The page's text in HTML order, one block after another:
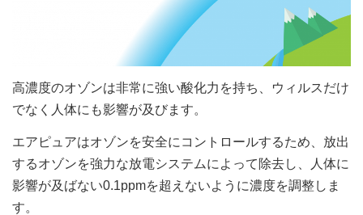
高濃度のオゾンは非常に強い酸化力を持ち、ウィルスだけ
でなく人体にも影響が及びます。
エアピュアはオゾンを安全にコントロールするため、放出
するオゾンを強力な放電システムによって除去し、人体に
影響が及ばない0.1ppmを超えないように濃度を調整しま
す。